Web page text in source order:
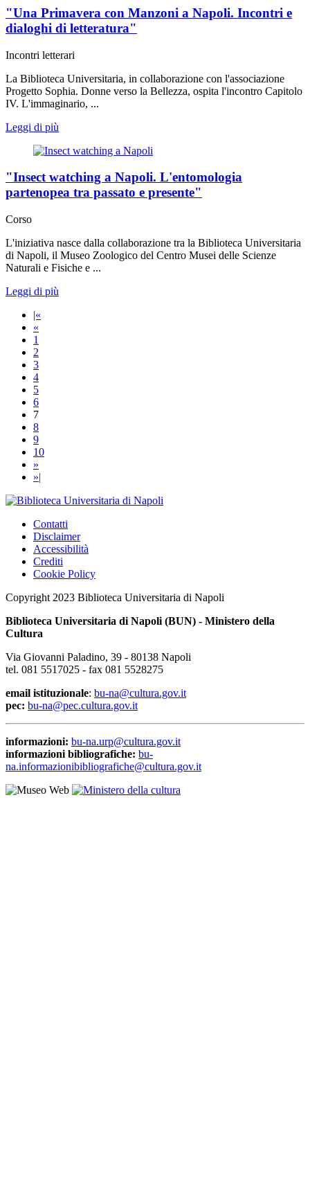
"Una Primavera con Manzoni a Napoli. Incontri e
dialoghi di letteratura"
Incontri letterari
La Biblioteca Universitaria, in collaborazione con l'associazione
Progetto Sophia. Donne verso la Bellezza, ospita l'incontro Capitolo
IV. L'immaginario, ...
Leggi di più
"Insect watching a Napoli. L'entomologia
partenopea tra passato e presente"
Corso
L'iniziativa nasce dalla collaborazione tra la Biblioteca Universitaria
di Napoli, il Museo Zoologico del Centro Musei delle Scienze
Naturali e Fisiche e ...
Leggi di più
|«
«
1
2
3
4
5
6
7
8
9
10
»
»|
Contatti
Disclaimer
Accessibilità
Crediti
Cookie Policy
Copyright 2023 Biblioteca Universitaria di Napoli
Biblioteca Universitaria di Napoli (BUN) - Ministero della
Cultura
Via Giovanni Paladino, 39 - 80138 Napoli
tel. 081 5517025 - fax 081 5528275
email istituzionale: bu-na@cultura.gov.it
pec: bu-na@pec.cultura.gov.it
informazioni: bu-na.urp@cultura.gov.it
informazioni bibliografiche: bu-
na.informazionibibliografiche@cultura.gov.it